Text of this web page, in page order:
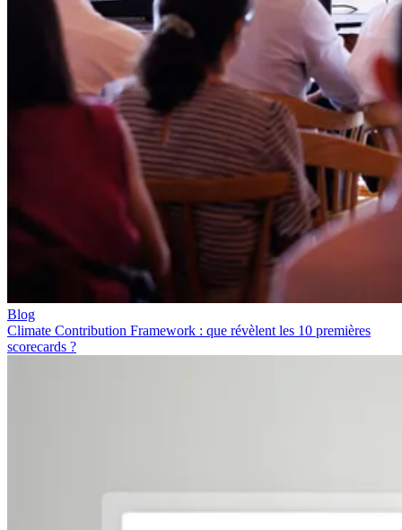
Blog
Climate Contribution Framework : que révèlent les 10 premières
scorecards ?